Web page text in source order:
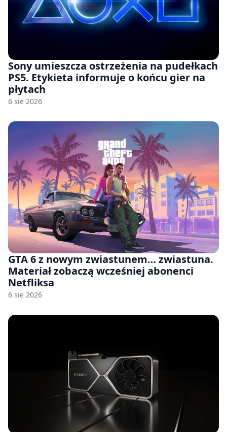
Sony umieszcza ostrzeżenia na pudełkach
PS5. Etykieta informuje o końcu gier na
płytach
6 sie 2026
GTA 6 z nowym zwiastunem… zwiastuna.
Materiał zobaczą wcześniej abonenci
Netfliksa
6 sie 2026